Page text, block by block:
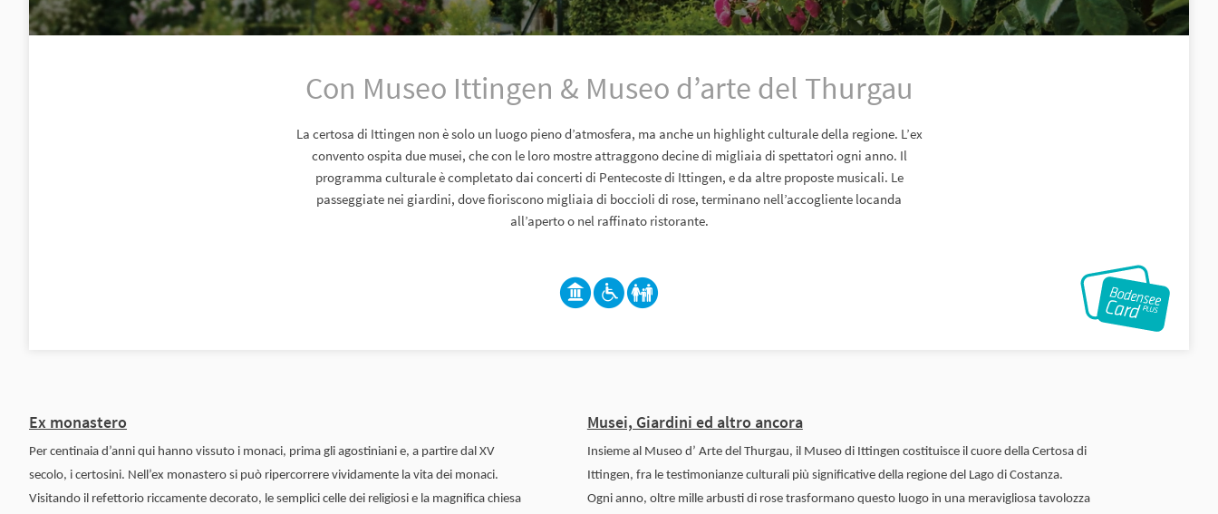
Con Museo Ittingen & Museo d’arte del Thurgau
La certosa di Ittingen non è solo un luogo pieno d’atmosfera, ma anche un highlight culturale della regione. L’ex
convento ospita due musei, che con le loro mostre attraggono decine di migliaia di spettatori ogni anno. Il
programma culturale è completato dai concerti di Pentecoste di Ittingen, e da altre proposte musicali. Le
passeggiate nei giardini, dove fioriscono migliaia di boccioli di rose, terminano nell’accogliente locanda
all’aperto o nel raffinato ristorante.
Ex monastero
Per centinaia d’anni qui hanno vissuto i monaci, prima gli agostiniani e, a partire dal XV
secolo, i certosini. Nell’ex monastero si può ripercorrere vividamente la vita dei monaci.
Visitando il refettorio riccamente decorato, le semplici celle dei religiosi e la magnifica chiesa
Musei, Giardini ed altro ancora
Insieme al Museo d’ Arte del Thurgau, il Museo di Ittingen costituisce il cuore della Certosa di
Ittingen, fra le testimonianze culturali più significative della regione del Lago di Costanza.
Ogni anno, oltre mille arbusti di rose trasformano questo luogo in una meravigliosa tavolozza